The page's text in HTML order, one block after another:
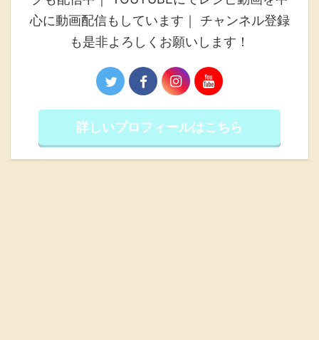
心に動画配信もしています｜ チャンネル登録
も是非よろしくお願いします！
詳しいプロフィールはこちら